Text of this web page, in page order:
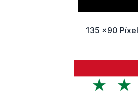
135 x90 Píxel